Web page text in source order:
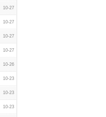
10-27
10-27
10-27
10-27
10-26
10-23
10-23
10-23